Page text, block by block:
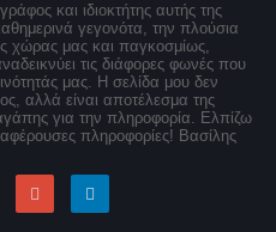
και ιδιοκτήτης αυτής της
γεγονότα, την πλούσια
χώρας μας και παγκοσμίως,
τις διάφορες φωνές που
μας. Η σελίδα μου δεν
αλλά είναι αποτέλεσμα της
για την πληροφορία. Ελπίζω
πληροφορίες! Βασίλης